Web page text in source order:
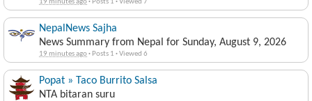
19 minutes ago· Posts 1 ·Viewed 7
NepalNews Sajha
News Summary from Nepal for Sunday, August 9, 2026
19 minutes ago· Posts 1 ·Viewed 6
Popat » Taco Burrito Salsa
NTA bitaran suru